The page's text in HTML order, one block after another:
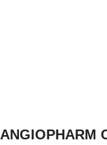
ANGIOPHARM